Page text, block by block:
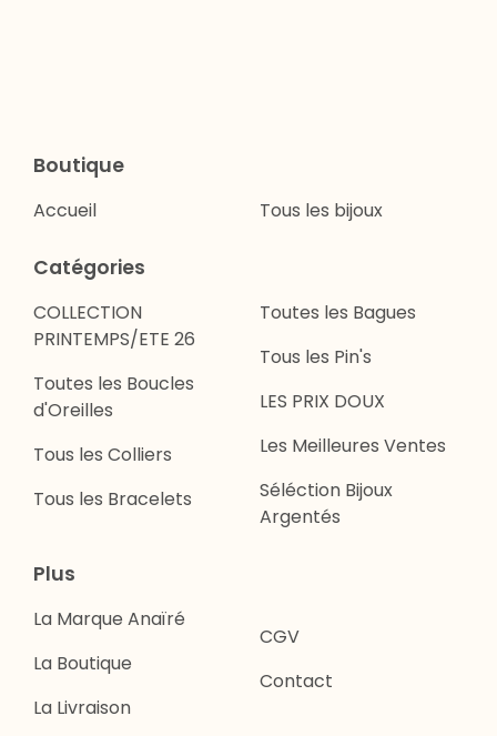
Boutique
Accueil Tous les bijoux
Catégories
COLLECTION
PRINTEMPS/ETE 26
Toutes les Boucles
d'Oreilles
Tous les Colliers
Tous les Bracelets
Toutes les Bagues
Tous les Pin's
LES PRIX DOUX
Les Meilleures Ventes
Séléction Bijoux
Argentés
Plus
La Marque Anaïré
La Boutique
La Livraison
CGV
Contact